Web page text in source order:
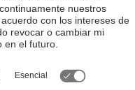
de Caminos,